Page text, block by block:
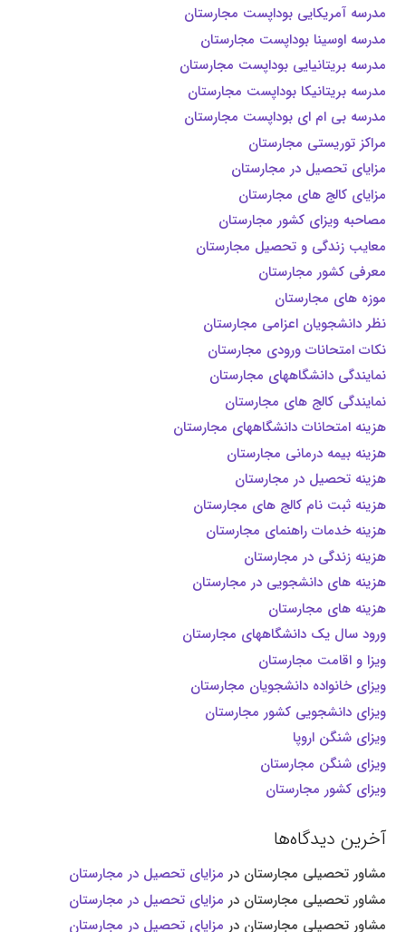
مدرسه آمریکایی بوداپست مجارستان
مدرسه اوسینا بوداپست مجارستان
مدرسه بریتانیایی بوداپست مجارستان
مدرسه بریتانیکا بوداپست مجارستان
مدرسه بی ام ای بوداپست مجارستان
مراکز توریستی مجارستان
مزایای تحصیل در مجارستان
مزایای کالج های مجارستان
مصاحبه ویزای کشور مجارستان
معایب زندگی و تحصیل مجارستان
معرفی کشور مجارستان
موزه های مجارستان
نظر دانشجویان اعزامی مجارستان
نکات امتحانات ورودی مجارستان
نمایندگی دانشگاههای مجارستان
نمایندگی کالج های مجارستان
هزینه امتحانات دانشگاههای مجارستان
هزینه بیمه درمانی مجارستان
هزینه تحصیل در مجارستان
هزینه ثبت نام کالج های مجارستان
هزینه خدمات راهنمای مجارستان
هزینه زندگی در مجارستان
هزینه های دانشجویی در مجارستان
هزینه های مجارستان
ورود سال یک دانشگاههای مجارستان
ویزا و اقامت مجارستان
ویزای خانواده دانشجویان مجارستان
ویزای دانشجویی کشور مجارستان
ویزای شنگن اروپا
ویزای شنگن مجارستان
ویزای کشور مجارستان
آخرین دیدگاه‌ها
مشاور تحصیلی مجارستان در مزایای تحصیل در مجارستان
مشاور تحصیلی مجارستان در مزایای تحصیل در مجارستان
مشاور تحصیلی مجارستان در مزایای تحصیل در مجارستان